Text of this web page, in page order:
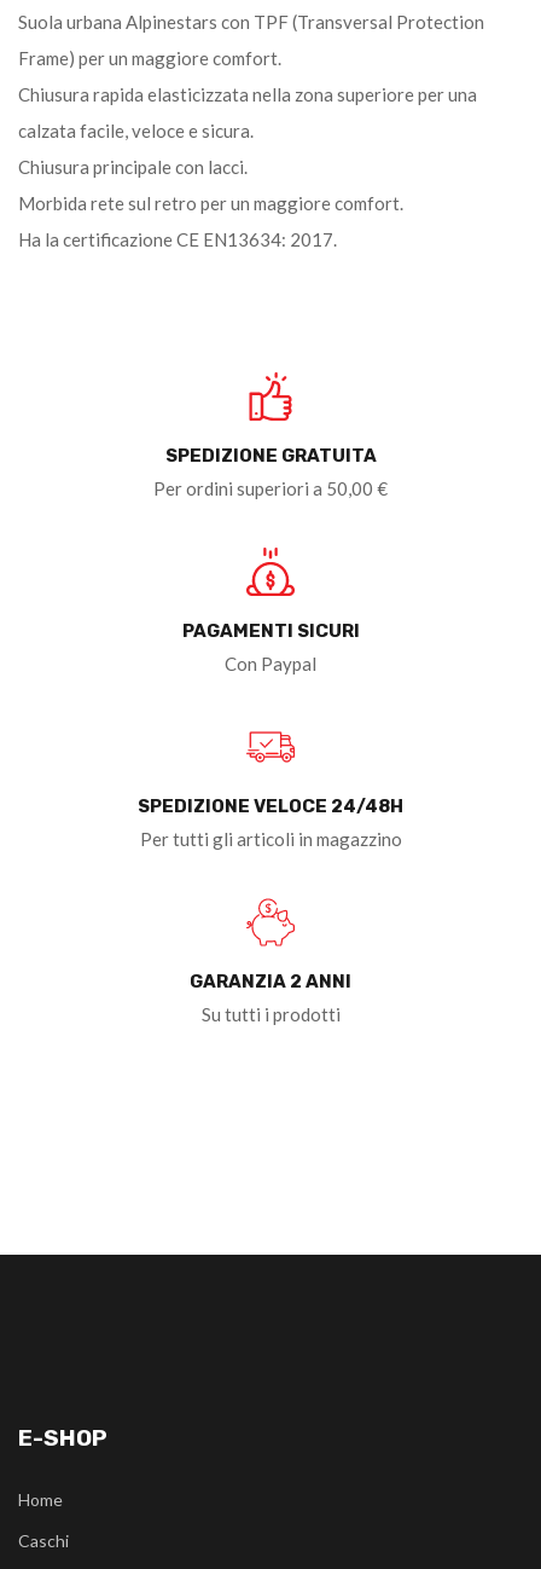
Suola urbana Alpinestars con TPF (Transversal Protection
Frame) per un maggiore comfort.
Chiusura rapida elasticizzata nella zona superiore per una
calzata facile, veloce e sicura.
Chiusura principale con lacci.
Morbida rete sul retro per un maggiore comfort.
Ha la certificazione CE EN13634: 2017.
SPEDIZIONE GRATUITA
Per ordini superiori a 50,00 €
PAGAMENTI SICURI
Con Paypal
SPEDIZIONE VELOCE 24/48H
Per tutti gli articoli in magazzino
GARANZIA 2 ANNI
Su tutti i prodotti
E-SHOP
Home
Caschi